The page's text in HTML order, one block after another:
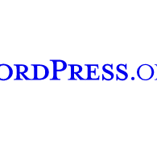
mūsų Tumblr paskyroje